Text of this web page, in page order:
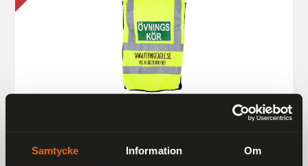
Samtycke Information Om
187 kr
249 kr